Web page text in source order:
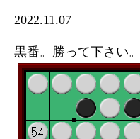
2022.11.07
黒番。勝って下さい。